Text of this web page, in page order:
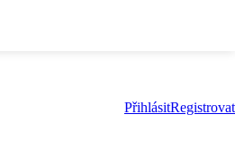
PřihlásitRegistrovat